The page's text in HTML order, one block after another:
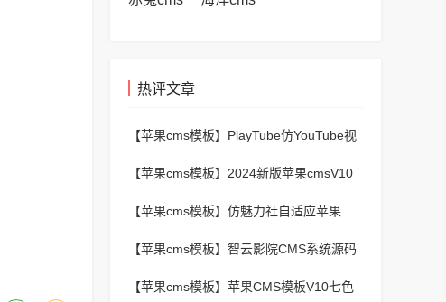
热评文章
【苹果cms模板】 PlayTube仿YouTube视
【苹果cms模板】 2024新版苹果cmsV10
【苹果cms模板】 仿魅力社自适应苹果
【苹果cms模板】 智云影院CMS系统源码
【苹果cms模板】 苹果CMS模板V10七色